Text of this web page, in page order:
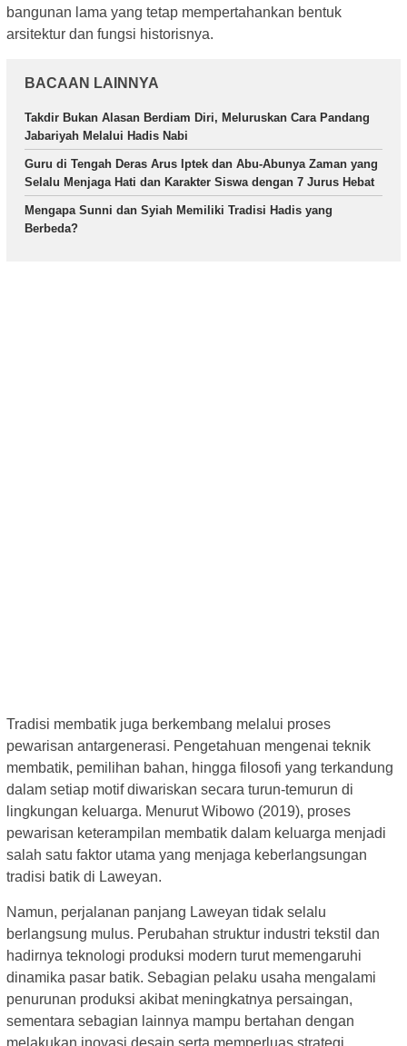
bangunan lama yang tetap mempertahankan bentuk
arsitektur dan fungsi historisnya.
BACAAN LAINNYA
Takdir Bukan Alasan Berdiam Diri, Meluruskan Cara Pandang
Jabariyah Melalui Hadis Nabi
Guru di Tengah Deras Arus Iptek dan Abu-Abunya Zaman yang
Selalu Menjaga Hati dan Karakter Siswa dengan 7 Jurus Hebat
Mengapa Sunni dan Syiah Memiliki Tradisi Hadis yang
Berbeda?
Tradisi membatik juga berkembang melalui proses
pewarisan antargenerasi. Pengetahuan mengenai teknik
membatik, pemilihan bahan, hingga filosofi yang terkandung
dalam setiap motif diwariskan secara turun-temurun di
lingkungan keluarga. Menurut Wibowo (2019), proses
pewarisan keterampilan membatik dalam keluarga menjadi
salah satu faktor utama yang menjaga keberlangsungan
tradisi batik di Laweyan.
Namun, perjalanan panjang Laweyan tidak selalu
berlangsung mulus. Perubahan struktur industri tekstil dan
hadirnya teknologi produksi modern turut memengaruhi
dinamika pasar batik. Sebagian pelaku usaha mengalami
penurunan produksi akibat meningkatnya persaingan,
sementara sebagian lainnya mampu bertahan dengan
melakukan inovasi desain serta memperluas strategi